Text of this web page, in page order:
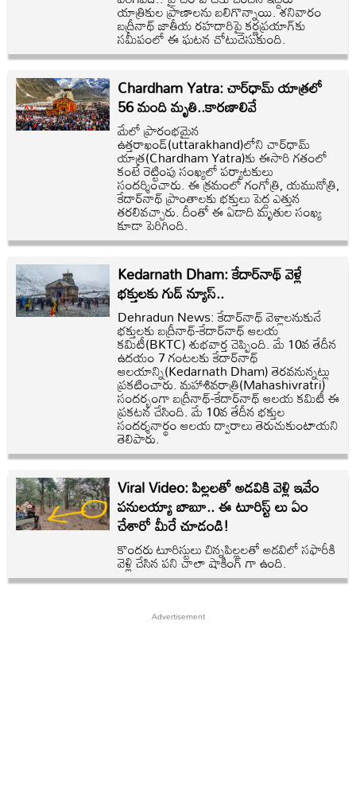
యాత్రికుల ప్రాణాలను బలిగొన్నాయి. శనివారం
బద్రీనాథ్‌ జాతీయ రహదారిపై కర్ణప్రయాగ్‌కు
సమీపంలో ఈ ఘటన చోటుచేసుకుంది.
Chardham Yatra: చార్‌ధామ్ యాత్రలో
56 మంది మృతి..కారణాలివే
మేలో ప్రారంభమైన
ఉత్తరాఖండ్‌(uttarakhand)లోని చార్‌ధామ్‌
యాత్ర(Chardham Yatra)కు ఈసారి గతంలో
కంటే రెట్టింపు సంఖ్యలో పర్యాటకులు
సందర్శించారు. ఈ క్రమంలో గంగోత్రి, యమునోత్రి,
కేదార్‌నాథ్ ప్రాంతాలకు భక్తులు పెద్ద ఎత్తున
తరలివచ్చారు. దీంతో ఈ ఏడాది మృతుల సంఖ్య
కూడా పెరిగింది.
Kedarnath Dham: కేదార్‌నాథ్ వెళ్లే
భక్తులకు గుడ్ న్యూస్..
Dehradun News: కేదార్‌నాథ్ వెళ్లాలనుకునే
భక్తులకు బద్రీనాథ్-కేదార్‌నాథ్ ఆలయ
కమిటీ(BKTC) శుభవార్త చెప్పింది. మే 10వ తేదీన
ఉదయం 7 గంటలకు కేదార్‌నాథ్
ఆలయాన్ని(Kedarnath Dham) తెరవనున్నట్లు
ప్రకటించారు. మహాశివరాత్రి(Mahashivratri)
సందర్భంగా బద్రీనాథ్-కేదార్‌నాథ్ ఆలయ కమిటీ ఈ
ప్రకటన చేసింది. మే 10వ తేదీన భక్తుల
సందర్శనార్థం ఆలయ ద్వారాలు తెరుచుకుంటాయని
తెలిపారు.
Viral Video: పిల్లలతో అడవికి వెళ్లి ఇవేం
పనులయ్యా బాబూ.. ఈ టూరిస్ట్ లు ఏం
చేశారో మీరే చూడండి!
కొందరు టూరిస్టులు చిన్నపిల్లలతో అడవిలో సఫారీకి
వెళ్లి చేసిన పని చాలా షాకింగ్ గా ఉంది.